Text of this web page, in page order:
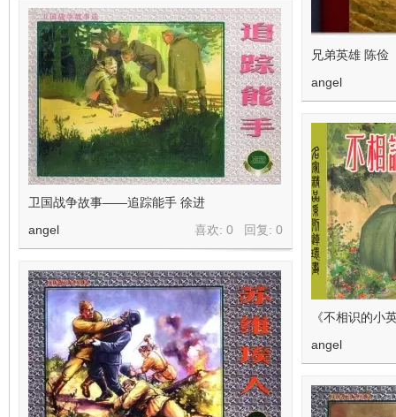
兄弟英雄 陈俭
angel
卫国战争故事——追踪能手 徐进
喜欢: 0 回复: 0
angel
《不相识的小
angel